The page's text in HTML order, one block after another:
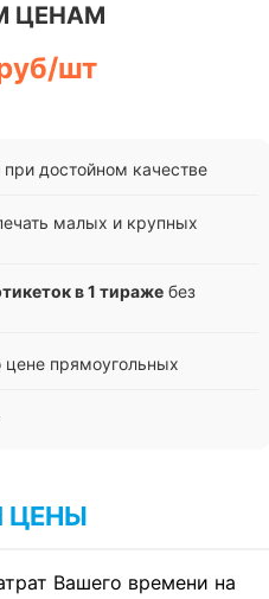
ЦЕНАМ
шт
при достойном качестве
малых и крупных
в 1 тираже без
цене прямоугольных
ЦЕНЫ
Вашего времени на